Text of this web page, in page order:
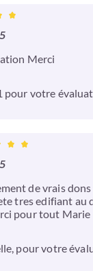
Merci
pour votre
de vrais
tres edifiant au
pour tout Marie
pour votre